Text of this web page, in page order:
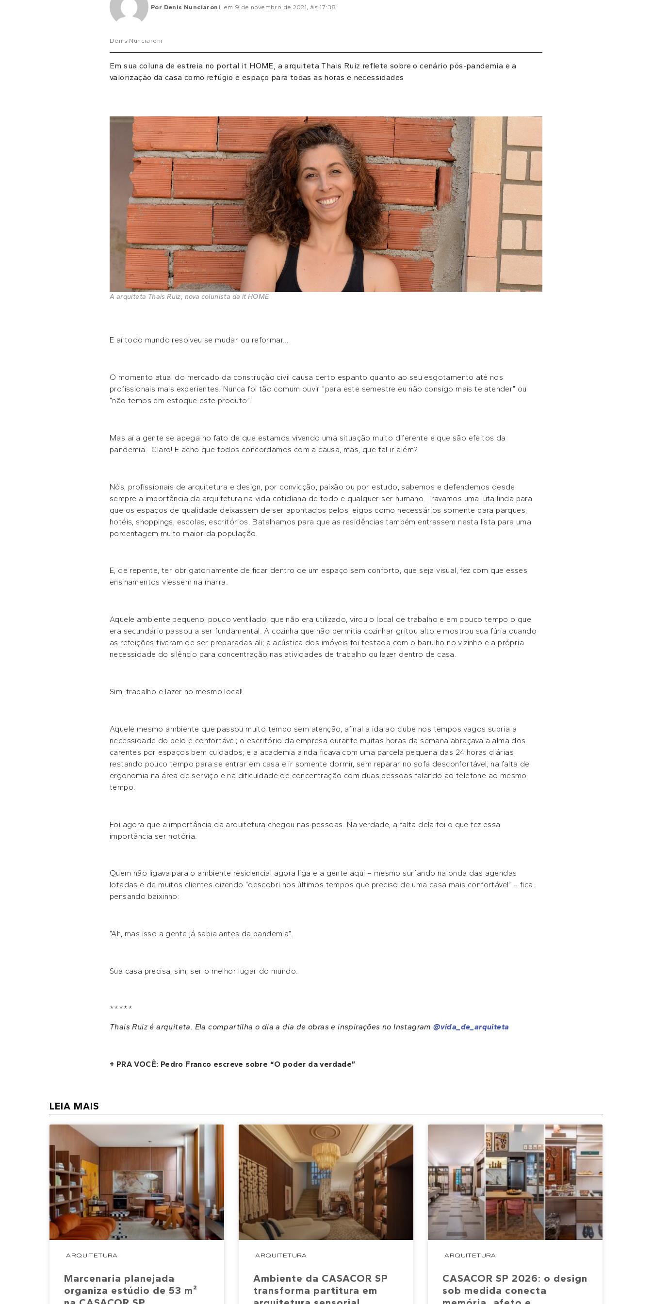
Por Denis Nunciaroni , em 9 de novembro de 2021 , às 17:38
Denis Nunciaroni
Em sua coluna de estreia no portal it HOME, a arquiteta Thais Ruiz reflete sobre o cenário pós-pandemia e a
valorização da casa como refúgio e espaço para todas as horas e necessidades
A arquiteta Thais Ruiz, nova colunista da it HOME
E aí todo mundo resolveu se mudar ou reformar…
O momento atual do mercado da construção civil causa certo espanto quanto ao seu esgotamento até nos
profissionais mais experientes. Nunca foi tão comum ouvir “para este semestre eu não consigo mais te atender” ou
“não temos em estoque este produto”.
Mas aí a gente se apega no fato de que estamos vivendo uma situação muito diferente e que são efeitos da
pandemia. Claro! E acho que todos concordamos com a causa, mas, que tal ir além?
Nós, profissionais de arquitetura e design, por convicção, paixão ou por estudo, sabemos e defendemos desde
sempre a importância da arquitetura na vida cotidiana de todo e qualquer ser humano. Travamos uma luta linda para
que os espaços de qualidade deixassem de ser apontados pelos leigos como necessários somente para parques,
hotéis, shoppings, escolas, escritórios. Batalhamos para que as residências também entrassem nesta lista para uma
porcentagem muito maior da população.
E, de repente, ter obrigatoriamente de ficar dentro de um espaço sem conforto, que seja visual, fez com que esses
ensinamentos viessem na marra.
Aquele ambiente pequeno, pouco ventilado, que não era utilizado, virou o local de trabalho e em pouco tempo o que
era secundário passou a ser fundamental. A cozinha que não permitia cozinhar gritou alto e mostrou sua fúria quando
as refeições tiveram de ser preparadas ali; a acústica dos imóveis foi testada com o barulho no vizinho e a própria
necessidade do silêncio para concentração nas atividades de trabalho ou lazer dentro de casa.
Sim, trabalho e lazer no mesmo local!
Aquele mesmo ambiente que passou muito tempo sem atenção, afinal a ida ao clube nos tempos vagos supria a
necessidade do belo e confortável; o escritório da empresa durante muitas horas da semana abraçava a alma dos
carentes por espaços bem cuidados; e a academia ainda ficava com uma parcela pequena das 24 horas diárias
restando pouco tempo para se entrar em casa e ir somente dormir, sem reparar no sofá desconfortável, na falta de
ergonomia na área de serviço e na dificuldade de concentração com duas pessoas falando ao telefone ao mesmo
tempo.
Foi agora que a importância da arquitetura chegou nas pessoas. Na verdade, a falta dela foi o que fez essa
importância ser notória.
Quem não ligava para o ambiente residencial agora liga e a gente aqui – mesmo surfando na onda das agendas
lotadas e de muitos clientes dizendo “descobri nos últimos tempos que preciso de uma casa mais confortável” – fica
pensando baixinho:
“Ah, mas isso a gente já sabia antes da pandemia”.
Sua casa precisa, sim, ser o melhor lugar do mundo.
*****
Thais Ruiz é arquiteta. Ela compartilha o dia a dia de obras e inspirações no Instagram@vida_de_arquiteta
+ PRA VOCÊ: Pedro Franco escreve sobre “O poder da verdade”
LEIA MAIS
ARQUITETURA
Marcenaria planejada
organiza estúdio de 53 m²
ARQUITETURA
Ambiente da CASACOR SP
transforma partitura em
ARQUITETURA
CASACOR SP 2026: o design
sob medida conecta